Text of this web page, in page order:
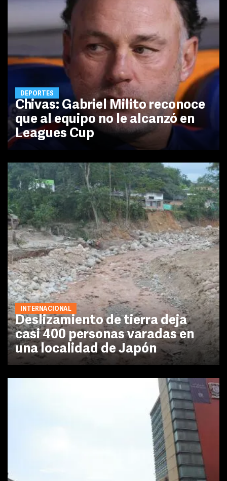
DEPORTES
Chivas: Gabriel Milito reconoce
que al equipo no le alcanzó en
Leagues Cup
INTERNACIONAL
Deslizamiento de tierra deja
casi 400 personas varadas en
una localidad de Japón